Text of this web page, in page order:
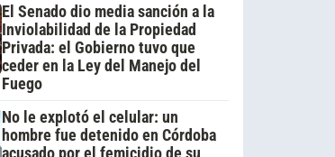
El Senado dio media sanción a la
Inviolabilidad de la Propiedad
Privada: el Gobierno tuvo que
ceder en la Ley del Manejo del
Fuego
No le explotó el celular: un
hombre fue detenido en Córdoba
acusado por el femicidio de su